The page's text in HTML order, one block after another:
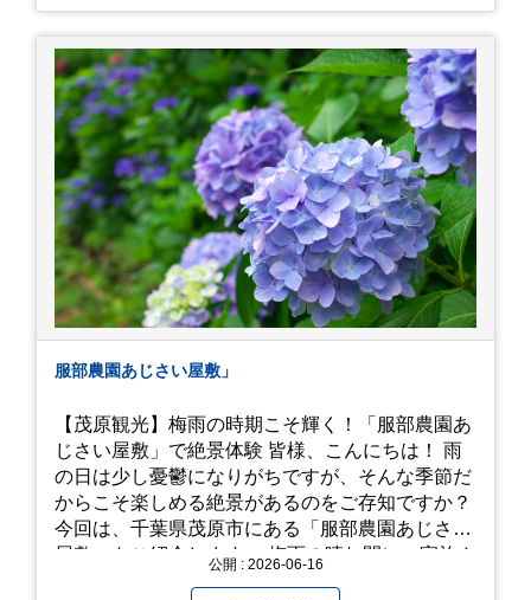
イは白にフチが紫のが特に素敵だと思いました。
中１次男が小学校の修学旅行で鎌倉に行った時に
お昼を食べてお勧めという「玉子焼おざわ」のだ
し巻き卵はとてもおいしかったです。 鶴岡八幡宮
のハスは時期が早かったですが、来月は見事だろ
うなぁ。 それでは、皆さん、梅雨冷えの日もござ
いますが、お元気でお過ごし下さい。
服部農園あじさい屋敷」
【茂原観光】梅雨の時期こそ輝く！「服部農園あ
じさい屋敷」で絶景体験 皆様、こんにちは！ 雨
の日は少し憂鬱になりがちですが、そんな季節だ
からこそ楽しめる絶景があるのをご存知ですか？
今回は、千葉県茂原市にある「服部農園あじさい
屋敷」をご紹介します。 梅雨の晴れ間に、家族や
公開 : 2026-06-16